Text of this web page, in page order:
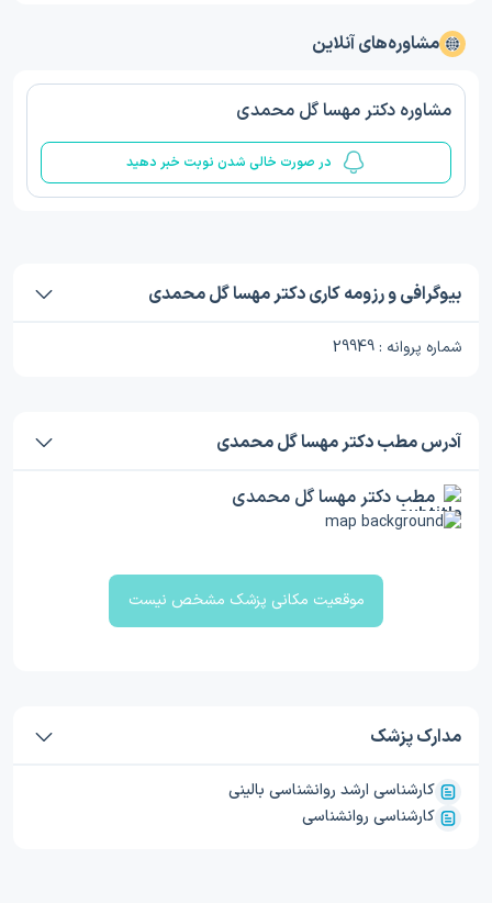
مشاوره‌های آنلاین
مشاوره دکتر مهسا گل محمدی
در صورت خالی شدن نوبت خبر دهید
بیوگرافی و رزومه کاری دکتر مهسا گل محمدی
شماره پروانه : 29949
آدرس مطب دکتر مهسا گل محمدی
مطب دکتر مهسا گل محمدی
موقعیت مکانی پزشک مشخص نیست
مدارک پزشک
کارشناسی ارشد روانشناسی بالینی
کارشناسی روانشناسی